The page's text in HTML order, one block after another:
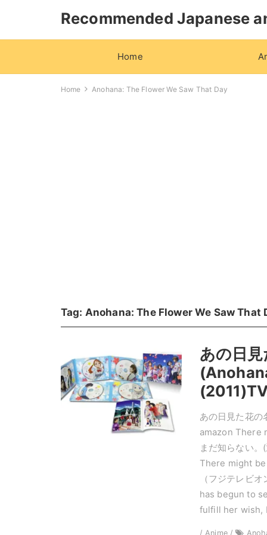
Recommended Japanese
Home
Home Anohana: The Flower We Saw That Day
Tag: Anohana: The Flower We Saw That
あの日
あの日見た花
amazon There
まだ知らない
There might be
（フジテレビ
has begun to
fulfill her wish,
/ Anime /